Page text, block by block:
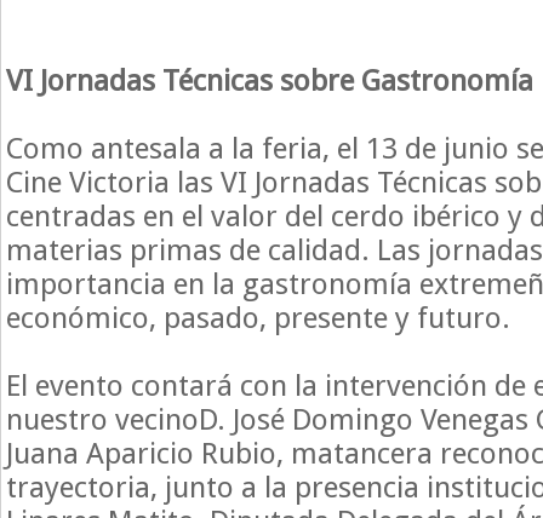
VI Jornadas Técnicas sobre Gastronomía
Como antesala a la feria, el 13 de junio
Cine Victoria las VI Jornadas Técnicas
centradas en el valor del cerdo ibérico y
materias primas de calidad. Las
importancia en la gastronomía
económico, pasado, presente y futuro.
El evento contará con la intervención de
nuestro vecinoD. José Domingo
Juana Aparicio Rubio, matancera
trayectoria, junto a la presencia